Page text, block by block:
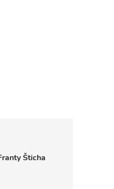
Šticha